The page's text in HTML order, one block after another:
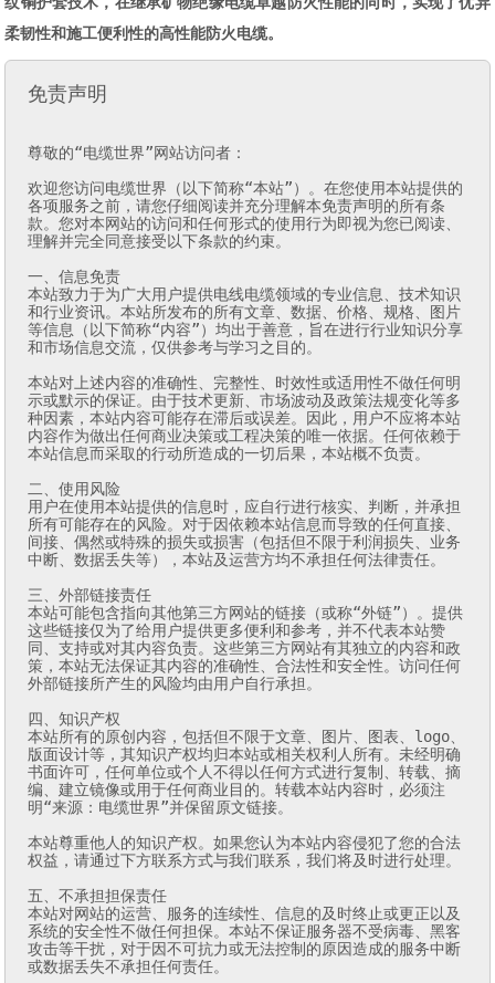
柔韧性和施工便利性的高性能防火电缆。
免责声明
尊敬的“电缆世界”网站访问者：
欢迎您访问电缆世界（以下简称“本站”）。在您使用本站提供的
各项服务之前，请您仔细阅读并充分理解本免责声明的所有条
款。您对本网站的访问和任何形式的使用行为即视为您已阅读、
理解并完全同意接受以下条款的约束。
一、信息免责
本站致力于为广大用户提供电线电缆领域的专业信息、技术知识
和行业资讯。本站所发布的所有文章、数据、价格、规格、图片
等信息（以下简称“内容”）均出于善意，旨在进行行业知识分享
和市场信息交流，仅供参考与学习之目的。
本站对上述内容的准确性、完整性、时效性或适用性不做任何明
示或默示的保证。由于技术更新、市场波动及政策法规变化等多
种因素，本站内容可能存在滞后或误差。因此，用户不应将本站
内容作为做出任何商业决策或工程决策的唯一依据。任何依赖于
本站信息而采取的行动所造成的一切后果，本站概不负责。
二、使用风险
用户在使用本站提供的信息时，应自行进行核实、判断，并承担
所有可能存在的风险。对于因依赖本站信息而导致的任何直接、
间接、偶然或特殊的损失或损害（包括但不限于利润损失、业务
中断、数据丢失等），本站及运营方均不承担任何法律责任。
三、外部链接责任
本站可能包含指向其他第三方网站的链接（或称“外链”）。提供
这些链接仅为了给用户提供更多便利和参考，并不代表本站赞
同、支持或对其内容负责。这些第三方网站有其独立的内容和政
策，本站无法保证其内容的准确性、合法性和安全性。访问任何
外部链接所产生的风险均由用户自行承担。
四、知识产权
本站所有的原创内容，包括但不限于文章、图片、图表、logo、
版面设计等，其知识产权均归本站或相关权利人所有。未经明确
书面许可，任何单位或个人不得以任何方式进行复制、转载、摘
编、建立镜像或用于任何商业目的。转载本站内容时，必须注
明“来源：电缆世界”并保留原文链接。
本站尊重他人的知识产权。如果您认为本站内容侵犯了您的合法
权益，请通过下方联系方式与我们联系，我们将及时进行处理。
五、不承担担保责任
本站对网站的运营、服务的连续性、信息的及时终止或更正以及
系统的安全性不做任何担保。本站不保证服务器不受病毒、黑客
攻击等干扰，对于因不可抗力或无法控制的原因造成的服务中断
或数据丢失不承担任何责任。